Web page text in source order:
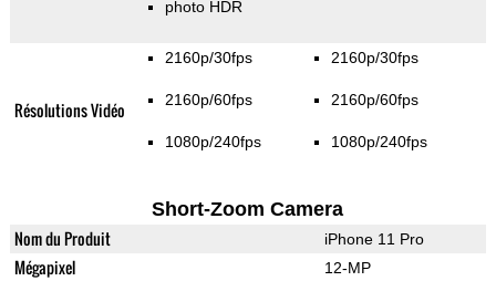
photo HDR
Résolutions Vidéo
2160p/30fps
2160p/60fps
1080p/240fps
2160p/30fps
2160p/60fps
1080p/240fps
Short-Zoom Camera
Nom du Produit iPhone 11 Pro
Mégapixel 12-MP